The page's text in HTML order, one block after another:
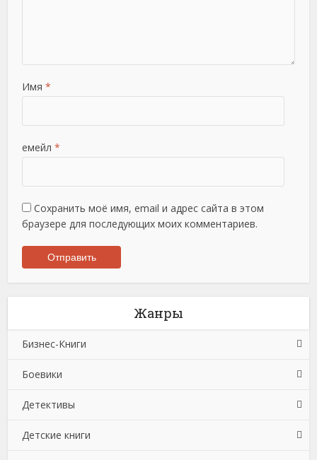
Имя *
емейл *
Сохранить моё имя, email и адрес сайта в этом
браузере для последующих моих комментариев.
Жанры
Бизнес-Книги
Банковское дело
Бухучет, налогообложение, аудит
Делопроизводство
Боевики
Боевики: Прочее
Криминальные боевики
Детективы
Зарубежные детективы
Детские книги